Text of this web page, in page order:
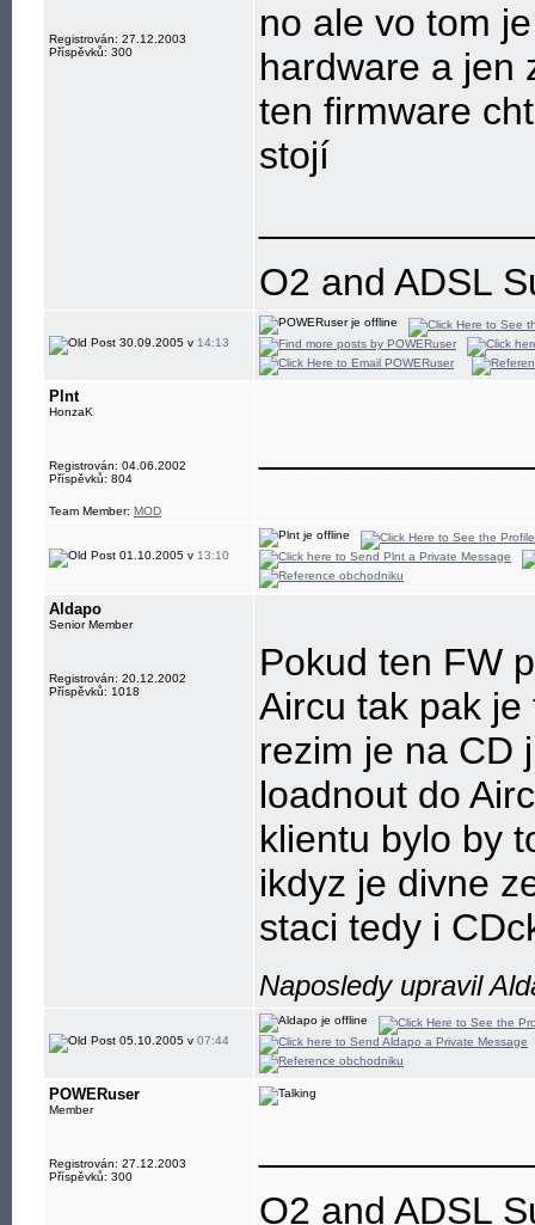
Registrován: 27.12.2003
Příspěvků: 300
no ale vo tom
hardware a jen
ten firmware
stojí
O2 and ADSL
30.09.2005 v 14:13
Plnt
HonzaK
Registrován: 04.06.2002
Příspěvků: 804
Team Member: MOD
01.10.2005 v 13:10
Aldapo
Senior Member
Registrován: 20.12.2002
Příspěvků: 1018
Pokud ten FW
Aircu tak pak
rezim je na CD
loadnout do
klientu bylo by
ikdyz je divne
staci tedy i
Naposledy upravil
05.10.2005 v 07:44
POWERuser
Member
Registrován: 27.12.2003
Příspěvků: 300
O2 and ADSL